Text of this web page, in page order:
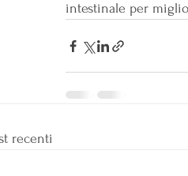
intestinale per
recenti